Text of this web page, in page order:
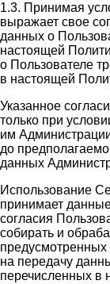
1.3. Принимая
выражает свое
данных о
настоящей
о Пользователе
в настоящей
Указанное
только при
им
до
данных
Использование
принимает
согласия
собирать и
на передачу
перечисленных в